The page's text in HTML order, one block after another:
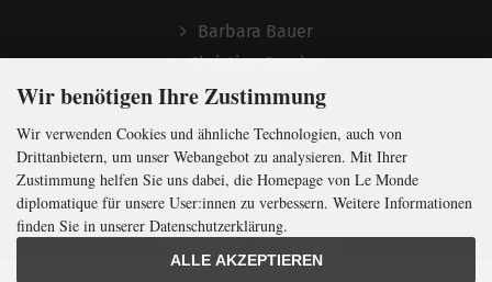
Barbara Bauer
Christian Semler
Folgen
Wir benötigen Ihre Zustimmung
Wir verwenden Cookies und ähnliche Technologien, auch von
Drittanbietern, um unser Webangebot zu analysieren. Mit Ihrer
Zustimmung helfen Sie uns dabei, die Homepage von Le Monde
diplomatique für unsere User:innen zu verbessern. Weitere Informationen
finden Sie in unserer Datenschutzerklärung.
ALLE AKZEPTIEREN